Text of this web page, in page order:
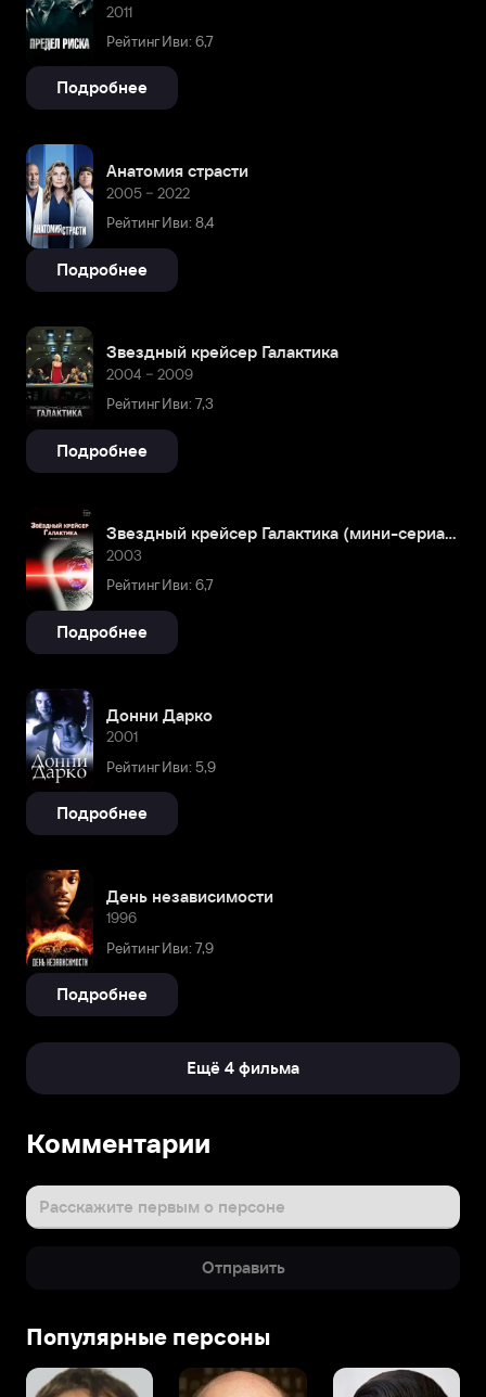
2011
Рейтинг Иви: 6,7
Подробнее
Анатомия страсти
2005 – 2022
Рейтинг Иви: 8,4
Подробнее
Звездный крейсер Галактика
2004 – 2009
Рейтинг Иви: 7,3
Подробнее
Звездный крейсер Галактика (мини-сериал)
2003
Рейтинг Иви: 6,7
Подробнее
Донни Дарко
2001
Рейтинг Иви: 5,9
Подробнее
День независимости
1996
Рейтинг Иви: 7,9
Подробнее
Ещё 4 фильма
Комментарии
Расскажите первым о персоне
Отправить
Популярные персоны